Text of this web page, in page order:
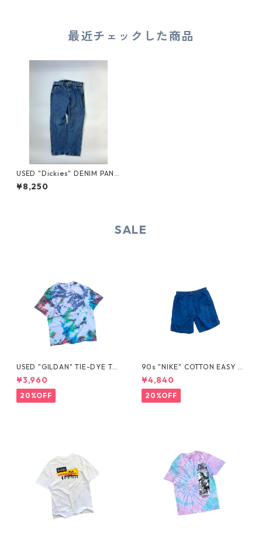
最近チェックした商品
USED "Dickies" DENIM PANT
S
¥8,250
SALE
USED "GILDAN" TIE-DYE TE
E
¥3,960
20%OFF
90s "NIKE" COTTON EASY S
HORTS
¥4,840
20%OFF